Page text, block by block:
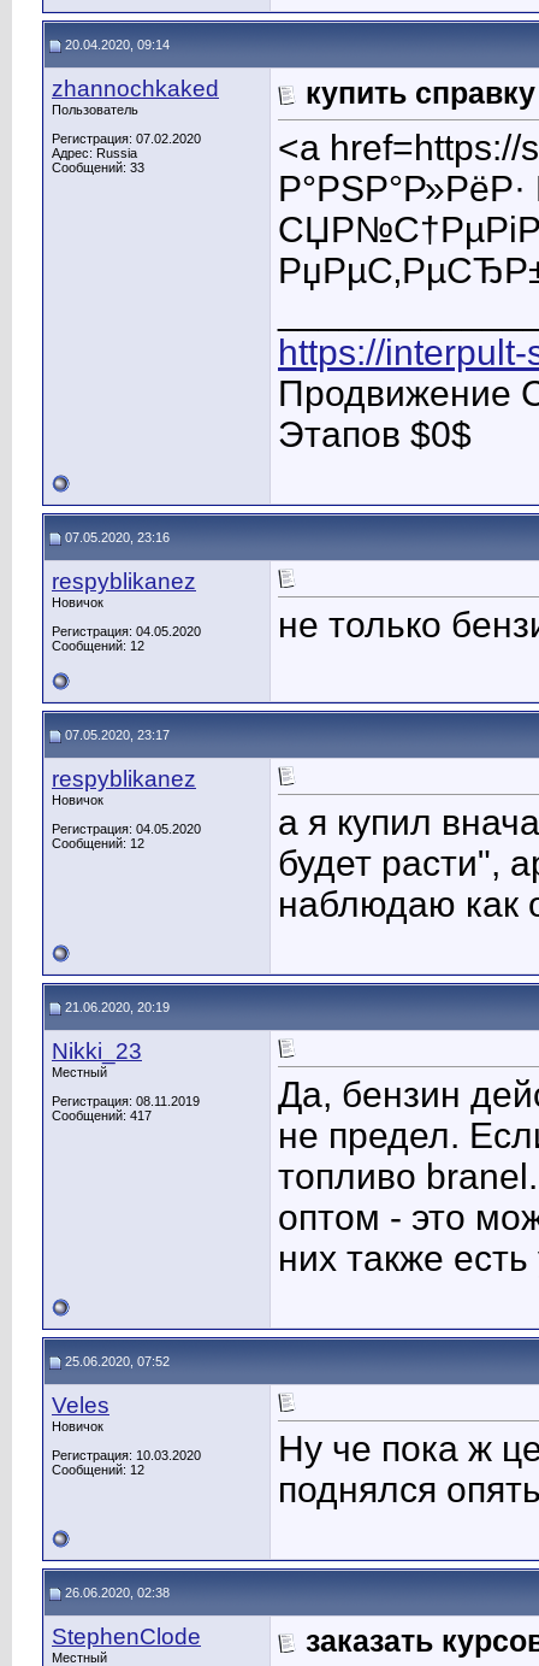
20.04.2020, 09:14
zhannochkaked
Пользователь
Регистрация: 07.02.2020
Адрес: Russia
Сообщений: 33
купить
<a
https://
Продвижение
Этапов $0$
07.05.2020, 23:16
respyblikanez
Новичок
Регистрация: 04.05.2020
Сообщений: 12
не только
07.05.2020, 23:17
respyblikanez
Новичок
Регистрация: 04.05.2020
Сообщений: 12
а я купил
будет расти",
наблюдаю как
21.06.2020, 20:19
Nikki_23
Местный
Регистрация: 08.11.2019
Сообщений: 417
Да, бензин
не предел.
топливо
оптом - это
них также
25.06.2020, 07:52
Veles
Новичок
Регистрация: 10.03.2020
Сообщений: 12
Ну че пока ж
поднялся
26.06.2020, 02:38
StephenClode
Местный
заказать